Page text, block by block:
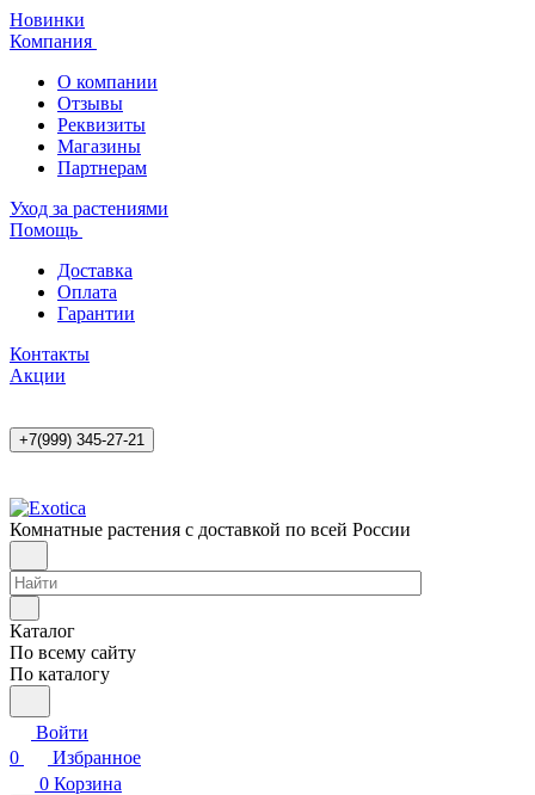
Новинки
Компания
О компании
Отзывы
Реквизиты
Магазины
Партнерам
Уход за растениями
Помощь
Доставка
Оплата
Гарантии
Контакты
Акции
+7(999) 345-27-21
Комнатные растения с доставкой по всей России
Каталог
По всему сайту
По каталогу
Войти
0
Избранное
0 Корзина